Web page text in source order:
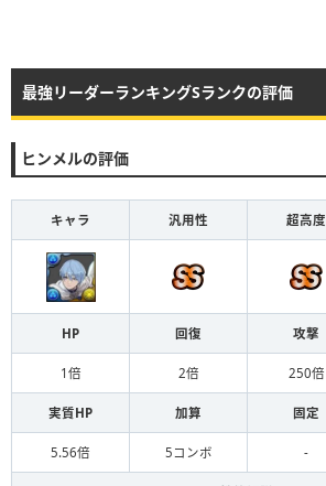
最強リーダーランキングSランクの評価
ヒンメルの評価
キャラ 汎用性 超高度
HP 回復 攻撃
1倍 2倍 250倍
実質HP 加算 固定
5.56倍 5コンボ -